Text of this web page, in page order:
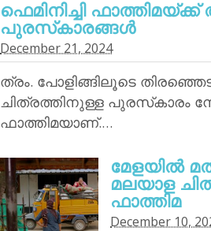
ഫെമിനിച്ചി
പുരസ്‌കാരങ്ങള്‍
December 21, 2024
ത്രം. പോളിങ്ങിലൂടെ
ചിത്രത്തിനുള്ള പുരസ്‌കാരം
ഫാത്തിമയാണ്.…
മേളയില്‍
മലയാള
ഫാത്തിമ
December 10,